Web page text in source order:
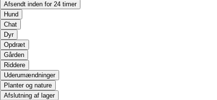
Afsendt inden for 24 timer
Hund
Chat
Dyr
Opdræt
Gården
Riddere
Uderumændninger
Planter og nature
Afslutning af lager